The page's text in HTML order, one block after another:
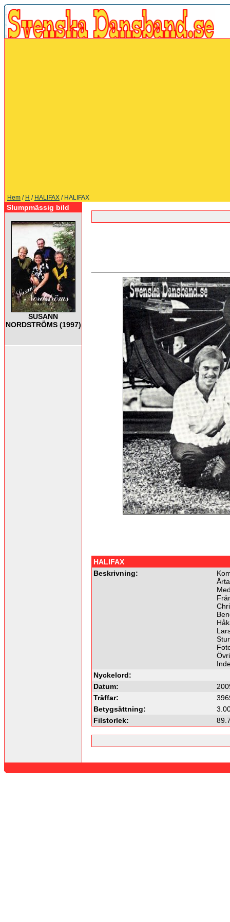
Hem / H / HALIFAX / HALIFAX
Slumpmässig bild
SUSANN
NORDSTRÖMS (1997)
HALIFAX
Beskrivning:
Nyckelord:
Datum:
Träffar:
Betygsättning:
Filstorlek: